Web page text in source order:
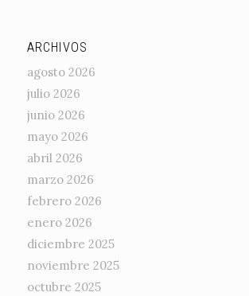
ARCHIVOS
agosto 2026
julio 2026
junio 2026
mayo 2026
abril 2026
marzo 2026
febrero 2026
enero 2026
diciembre 2025
noviembre 2025
octubre 2025